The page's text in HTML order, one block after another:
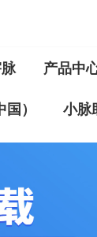
产品中
） 小脉